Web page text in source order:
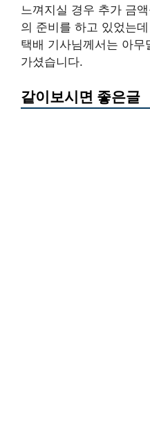
느껴지실 경우 추가 금
의 준비를 하고 있었는
택배 기사님께서는 아
가셨습니다.
같이보시면 좋은글